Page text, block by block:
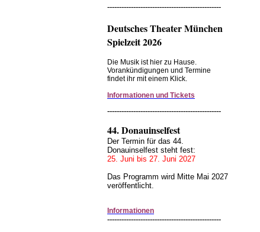
------------------------------------------------
Deutsches Theater München
Spielzeit 2026
Die Musik ist hier zu Hause.
Vorankündigungen und Termine
findet ihr mit einem Klick.
Informationen und Tickets
------------------------------------------------
44. Donauinselfest
Der Termin für das 44.
Donauinselfest steht fest:
25. Juni bis 27. Juni 2027
Das Programm wird Mitte Mai 2027
veröffentlicht.
Informationen
------------------------------------------------